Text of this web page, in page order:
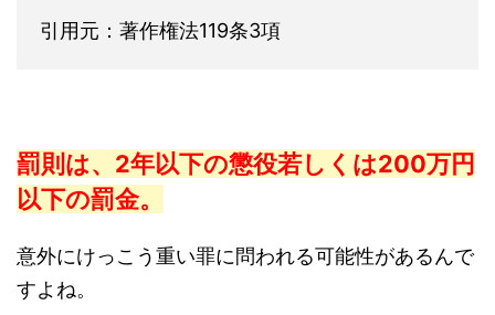
引用元：著作権法119条3項
罰則は、2年以下の懲役若しくは200万円
以下の罰金。
意外にけっこう重い罪に問われる可能性があるんで
すよね。